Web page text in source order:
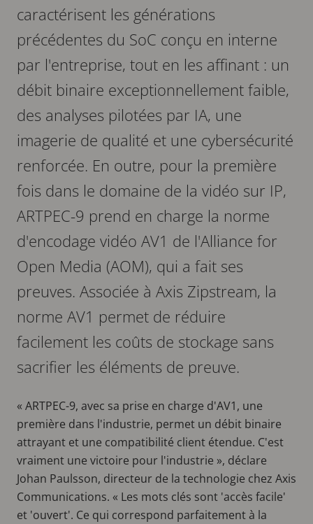
caractérisent les générations
précédentes du SoC conçu en interne
par l'entreprise, tout en les affinant : un
débit binaire exceptionnellement faible,
des analyses pilotées par IA, une
imagerie de qualité et une cybersécurité
renforcée. En outre, pour la première
fois dans le domaine de la vidéo sur IP,
ARTPEC-9 prend en charge la norme
d'encodage vidéo AV1 de l'Alliance for
Open Media (AOM), qui a fait ses
preuves. Associée à Axis Zipstream, la
norme AV1 permet de réduire
facilement les coûts de stockage sans
sacrifier les éléments de preuve.
« ARTPEC-9, avec sa prise en charge d'AV1, une
première dans l'industrie, permet un débit binaire
attrayant et une compatibilité client étendue. C'est
vraiment une victoire pour l'industrie », déclare
Johan Paulsson, directeur de la technologie chez Axis
Communications. « Les mots clés sont 'accès facile'
et 'ouvert'. Ce qui correspond parfaitement à la